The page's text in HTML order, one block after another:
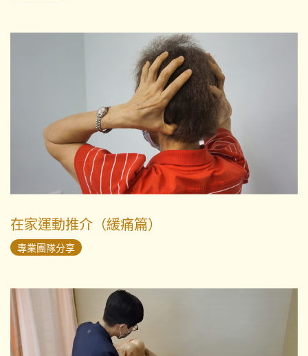
在家運動推介（緩痛篇）
專業團隊分享